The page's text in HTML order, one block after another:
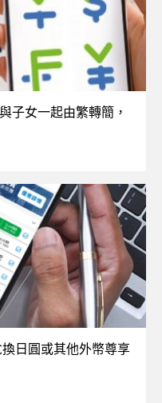
子女一起由繁轉簡，
日圓或其他外幣尊享